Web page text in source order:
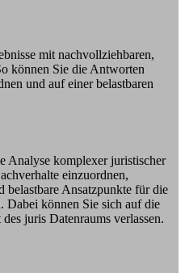
mit nachvollziehbaren,
können Sie die Antworten
und auf einer belastbaren
Analyse komplexer juristischer
einzuordnen,
belastbare Ansatzpunkte für die
Dabei können Sie sich auf die
juris Datenraums verlassen.